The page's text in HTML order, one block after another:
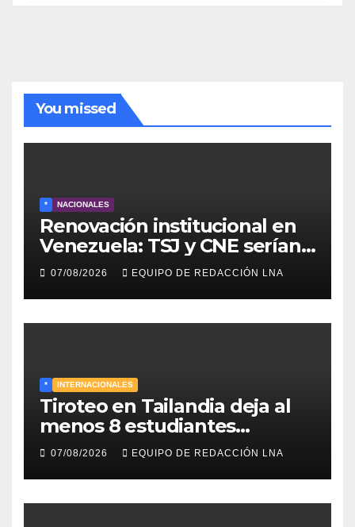
You missed
* NACIONALES
Renovación institucional en
Venezuela: TSJ y CNE serían
designados a finales de 2026
07/08/2026 EQUIPO DE REDACCIÓN LNA
* INTERNACIONALES
Tiroteo en Tailandia deja al
menos 8 estudiantes
muertos y 30 heridos
07/08/2026 EQUIPO DE REDACCIÓN LNA